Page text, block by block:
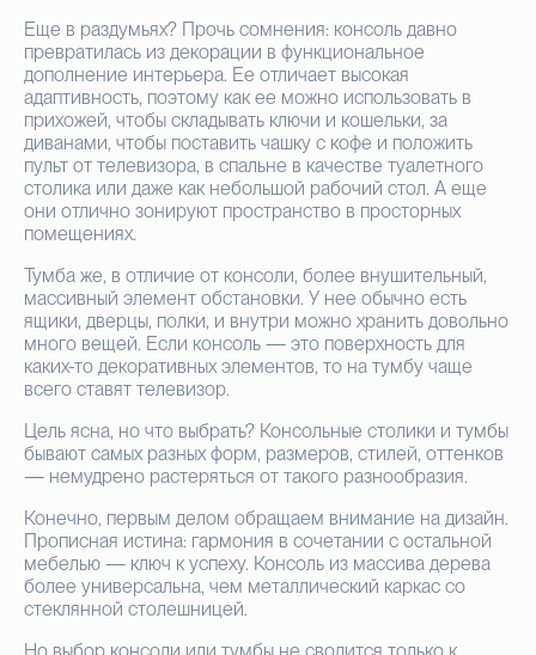
Еще в раздумьях? Прочь сомнения: консоль давно
превратилась из декорации в функциональное
дополнение интерьера. Ее отличает высокая
адаптивность, поэтому как ее можно использовать в
прихожей, чтобы складывать ключи и кошельки, за
диванами, чтобы поставить чашку с кофе и положить
пульт от телевизора, в спальне в качестве туалетного
столика или даже как небольшой рабочий стол. А еще
они отлично зонируют пространство в просторных
помещениях.
Тумба же, в отличие от консоли, более внушительный,
массивный элемент обстановки. У нее обычно есть
ящики, дверцы, полки, и внутри можно хранить довольно
много вещей. Если консоль — это поверхность для
каких-то декоративных элементов, то на тумбу чаще
всего ставят телевизор.
Цель ясна, но что выбрать? Консольные столики и тумбы
бывают самых разных форм, размеров, стилей, оттенков
— немудрено растеряться от такого разнообразия.
Конечно, первым делом обращаем внимание на дизайн.
Прописная истина: гармония в сочетании с остальной
мебелью — ключ к успеху. Консоль из массива дерева
более универсальна, чем металлический каркас со
стеклянной столешницей.
Но выбор консоли или тумбы не сводится только к